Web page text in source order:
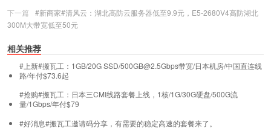
下一篇
#新商家#清风云：湖北高防云服务器低至9.9元，E5-2680V4高防湖北
300M大带宽低至50元
相关推荐
#上新#搬瓦工：1GB/20G SSD/500GB@2.5Gbps带宽/日本机房/中国直连线
路/年付$73.6起
#抢购#搬瓦工：日本三CMI线路套餐上线，1核/1G/30G硬盘/500G流
量/1Gbps/年付$79
#好消息#搬瓦工邀请码分享，有需要的稳定高速的套餐来了。